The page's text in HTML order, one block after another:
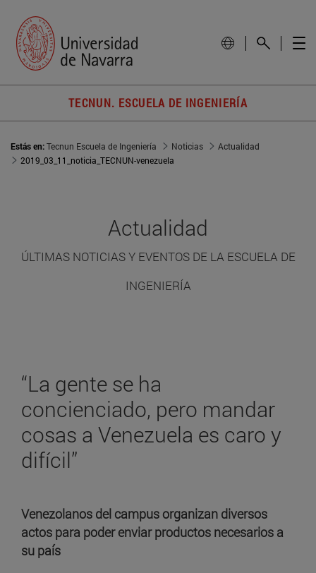
TECNUN. ESCUELA DE INGENIERÍA
Estás en:Tecnun Escuela de Ingeniería Noticias
Actualidad
2019_03_11_noticia_TECNUN-venezuela
Actualidad
ÚLTIMAS NOTICIAS Y EVENTOS DE LA ESCUELA DE
INGENIERÍA
“La gente se ha
concienciado, pero mandar
cosas a Venezuela es caro y
difícil”
Venezolanos del campus organizan diversos
actos para poder enviar productos necesarios a
su país